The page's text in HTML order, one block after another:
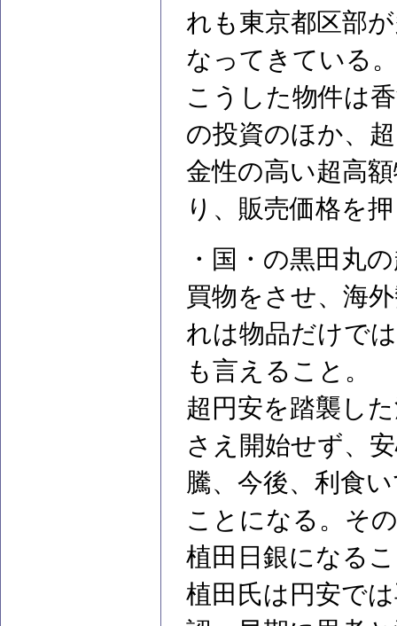
れも東京都区部
なってきている。
こうした物件は
の投資のほか、
金性の高い超高
り、販売価格を
・国・の黒田丸
買物をさせ、海
れは物品だけで
も言えること。
超円安を踏襲し
さえ開始せず、
騰、今後、利食
ことになる。そ
植田日銀になる
植田氏は円安で